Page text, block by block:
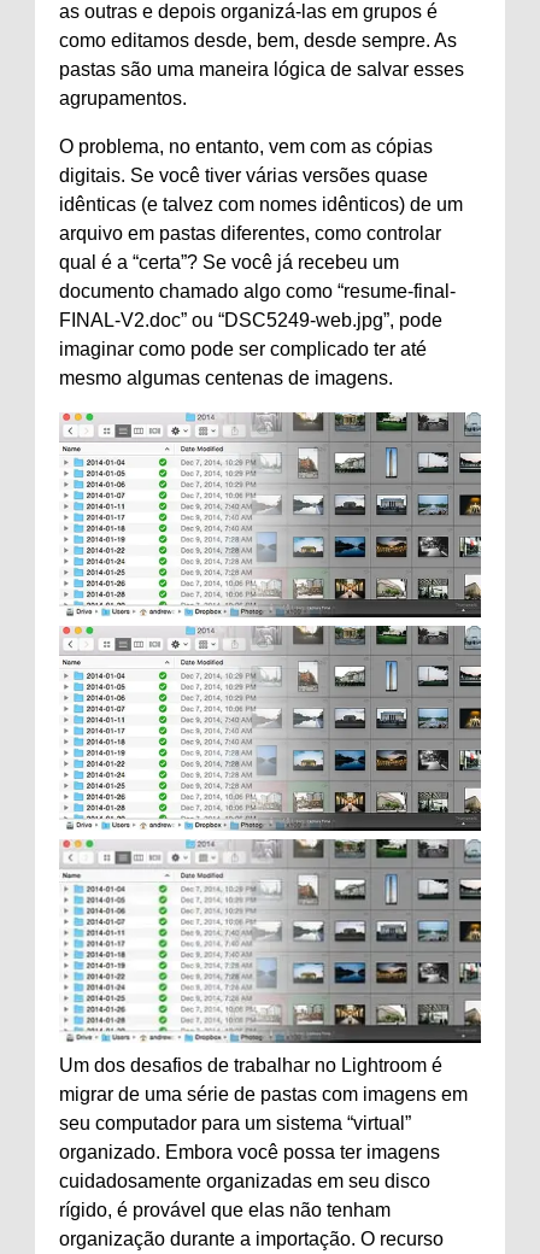
as outras e depois organizá-las em grupos é
como editamos desde, bem, desde sempre. As
pastas são uma maneira lógica de salvar esses
agrupamentos.
O problema, no entanto, vem com as cópias
digitais. Se você tiver várias versões quase
idênticas (e talvez com nomes idênticos) de um
arquivo em pastas diferentes, como controlar
qual é a “certa”? Se você já recebeu um
documento chamado algo como “resume-final-
FINAL-V2.doc” ou “DSC5249-web.jpg”, pode
imaginar como pode ser complicado ter até
mesmo algumas centenas de imagens.
Um dos desafios de trabalhar no Lightroom é
migrar de uma série de pastas com imagens em
seu computador para um sistema “virtual”
organizado. Embora você possa ter imagens
cuidadosamente organizadas em seu disco
rígido, é provável que elas não tenham
organização durante a importação. O recurso